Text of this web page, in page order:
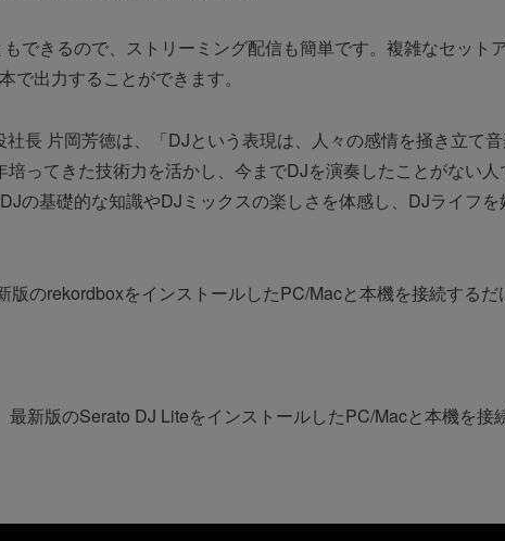
できるので、ストリーミング配信も簡単です。複雑なセット
で出力することができます。
長 片岡芳徳は、「DJという表現は、人々の感情を掻き立て
培ってきた技術力を活かし、今までDJを演奏したことがない
の基礎的な知識やDJミックスの楽しさを体感し、DJライフ
版のrekordboxをインストールしたPC/Macと本機を接続する
新版のSerato DJ LiteをインストールしたPC/Macと本機を接